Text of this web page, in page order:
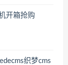
开箱抢购
织梦cms